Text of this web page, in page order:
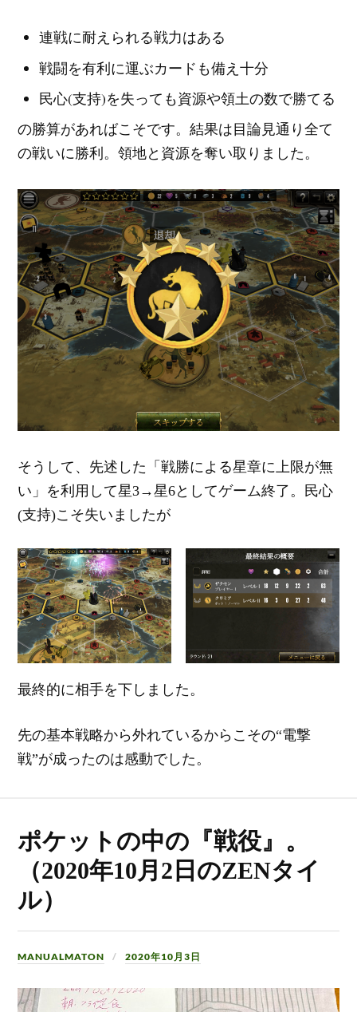
連戦に耐えられる戦力はある
戦闘を有利に運ぶカードも備え十分
民心(支持)を失っても資源や領土の数で勝てる
の勝算があればこそです。結果は目論見通り全て
の戦いに勝利。領地と資源を奪い取りました。
そうして、先述した「戦勝による星章に上限が無
い」を利用して星3→星6としてゲーム終了。民心
(支持)こそ失いましたが
最終的に相手を下しました。
先の基本戦略から外れているからこその“電撃
戦”が成ったのは感動でした。
ポケットの中の『戦役』。
（2020年10月2日のZENタイ
ル）
MANUALMATON 2020年10月3日